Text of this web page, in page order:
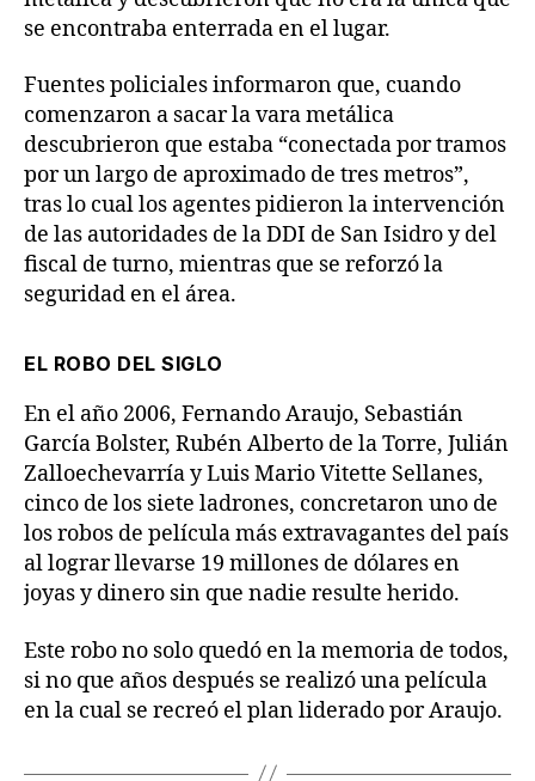
se encontraba enterrada en el lugar.
Fuentes policiales informaron que, cuando
comenzaron a sacar la vara metálica
descubrieron que estaba “conectada por tramos
por un largo de aproximado de tres metros”,
tras lo cual los agentes pidieron la intervención
de las autoridades de la DDI de San Isidro y del
fiscal de turno, mientras que se reforzó la
seguridad en el área.
EL ROBO DEL SIGLO
En el año 2006, Fernando Araujo, Sebastián
García Bolster, Rubén Alberto de la Torre, Julián
Zalloechevarría y Luis Mario Vitette Sellanes,
cinco de los siete ladrones, concretaron uno de
los robos de película más extravagantes del país
al lograr llevarse 19 millones de dólares en
joyas y dinero sin que nadie resulte herido.
Este robo no solo quedó en la memoria de todos,
si no que años después se realizó una película
en la cual se recreó el plan liderado por Araujo.